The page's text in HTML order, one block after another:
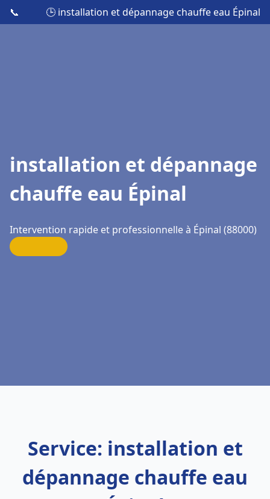
📞 🕒 installation et dépannage chauffe eau Épinal
installation et dépannage
chauffe eau Épinal
Intervention rapide et professionnelle à Épinal (88000)
Service: installation et
dépannage chauffe eau